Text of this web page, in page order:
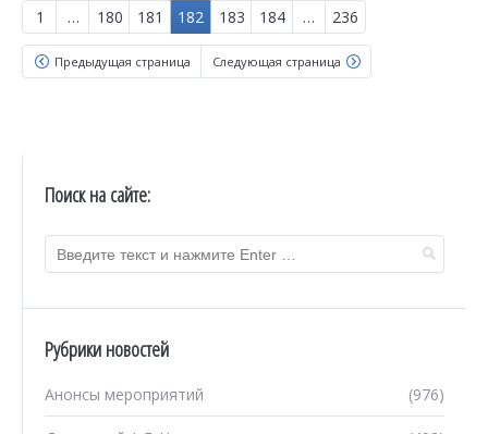
1 … 180 181 182 183 184 … 236
Предыдущая страница Следующая страница
Поиск на сайте:
Рубрики новостей
(976)
Анонсы мероприятий